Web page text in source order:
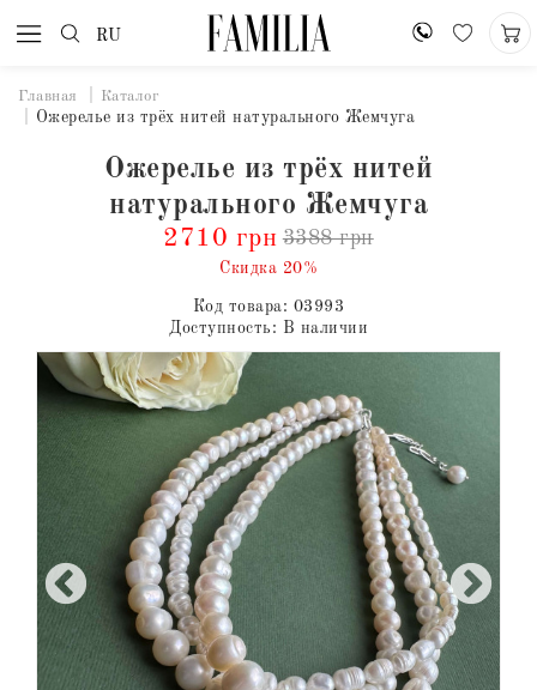
RU
Главная Каталог
Ожерелье из трёх нитей натурального Жемчуга
Ожерелье из трёх нитей
натурального Жемчуга
2710 грн 3388 грн
Скидка 20%
Код товара: 03993
Доступность: В наличии